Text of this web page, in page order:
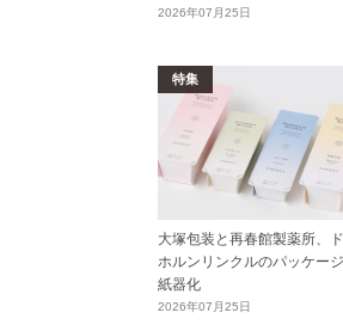
2026年07月25日
特集
大塚包装と再春館製薬所、
ホルンリンクルのパッケー
紙器化
2026年07月25日